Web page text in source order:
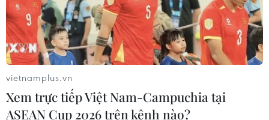
07/08/2026 10:33
Hạ tầng AI - động lực tăng trưởng
mới của Đông Nam Á
07/08/2026 10:19
vietnamplus.vn
Xem trực tiếp Việt Nam-Campuchia tại
ASEAN Cup 2026 trên kênh nào?